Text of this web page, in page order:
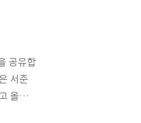
공유합
서준
올해
이 담